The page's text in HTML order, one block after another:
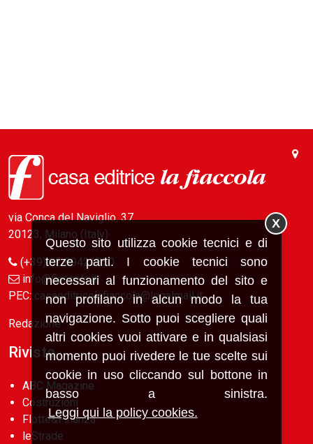
via Conca del Naviglio, 37
20123, Milano (Italy)
(+39) 02 89421350
info@fiaccola.it
PEC: casaeditricelafiaccola@legalmail.it
Redazione
Riviste
ABC Magazine
Costruzioni
Flotte&Finanza
leStrade
Questo sito utilizza cookie tecnici e di
terze parti. I cookie tecnici sono
necessari al funzionamento del sito e
non profilano in alcun modo la tua
navigazione. Sotto puoi scegliere quali
altri cookies vuoi attivare e in qualsiasi
momento puoi rivedere le tue scelte sui
cookie in uso cliccando sul bottone in
basso a sinistra.
Leggi qui la policy cookies.
X